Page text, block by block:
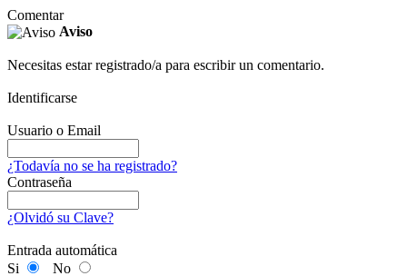
Comentar
Aviso
Necesitas estar registrado/a para escribir un comentario.
Identificarse
Usuario o Email
¿Todavía no se ha registrado?
Contraseña
¿Olvidó su Clave?
Entrada automática
Si
No